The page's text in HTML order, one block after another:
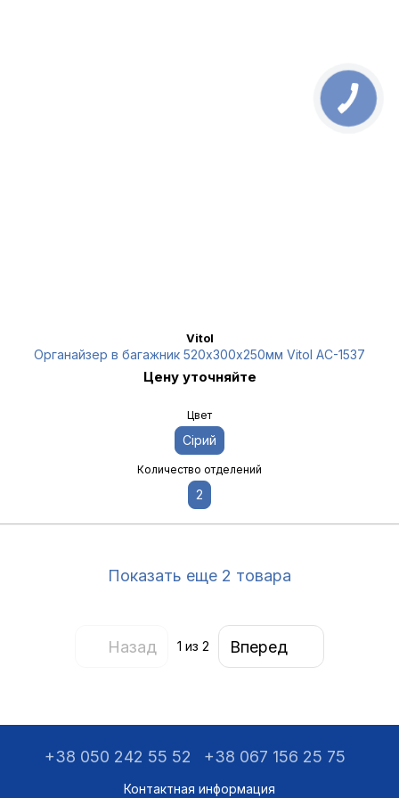
Vitol
Органайзер в багажник 520х300х250мм Vitol AC-1537
Цену уточняйте
Цвет
Сірий
Количество отделений
2
Показать еще 2 товара
Назад 1 из 2 Вперед
+38 050 242 55 52 +38 067 156 25 75
Контактная информация